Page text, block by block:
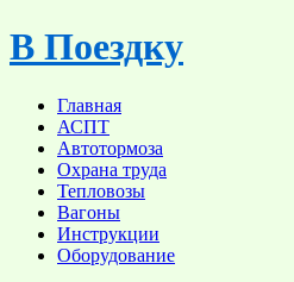
Skip
to
В Поездку
Главная
АСПТ
Автотормоза
Охрана труда
Тепловозы
Вагоны
Инструкции
Оборудование